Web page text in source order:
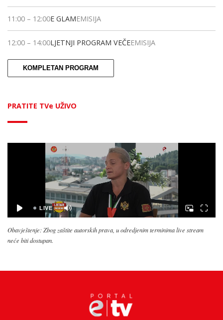
11:00 – 12:00E GLAMEMISIJA
12:00 – 14:00LJETNJI PROGRAM VEČEEMISIJA
KOMPLETAN PROGRAM
PRATITE TVe UŽIVO
Obavještenje: Zbog zaštite autorskih prava, u odredjenim terminima live stream
neće biti dostupan.